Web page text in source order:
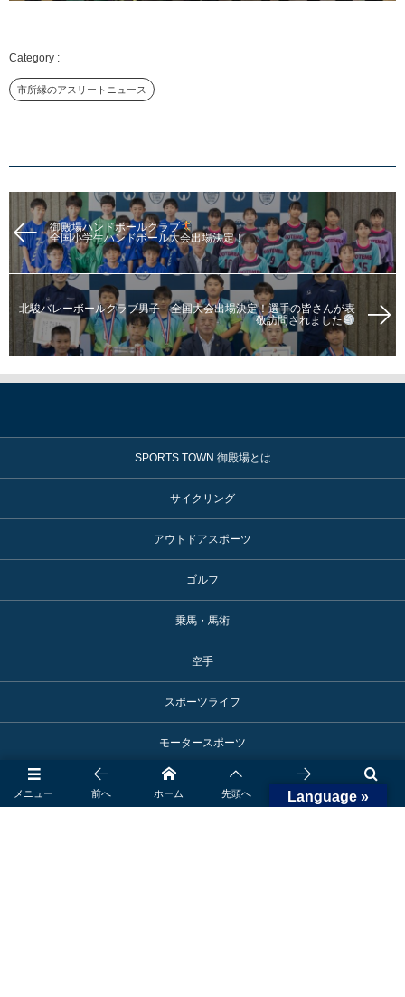
市所縁のアスリートニュース
御殿場ハンドボールクラブ
全国小学生ハンドボール大会出場決定！
北駿バレーボールクラブ男子 全国大会出場決定！選手の皆さんが表
敬訪問されました
SPORTS TOWN 御殿場とは
サイクリング
アウトドアスポーツ
ゴルフ
乗馬・馬術
空手
スポーツライフ
モータースポーツ
アスリート活躍情報
メニュー 検索
前へ ホーム 先頭へ 次へ
Language »